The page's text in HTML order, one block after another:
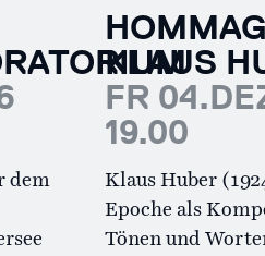
dem
KLAUS
FR
19.00
Klaus Huber
Epoche als
Tönen und